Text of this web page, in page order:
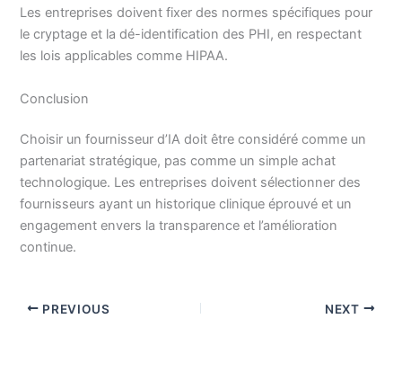
Les entreprises doivent fixer des normes spécifiques pour
le cryptage et la dé-identification des PHI, en respectant
les lois applicables comme HIPAA.
Conclusion
Choisir un fournisseur d’IA doit être considéré comme un
partenariat stratégique, pas comme un simple achat
technologique. Les entreprises doivent sélectionner des
fournisseurs ayant un historique clinique éprouvé et un
engagement envers la transparence et l’amélioration
continue.
PREVIOUS NEXT